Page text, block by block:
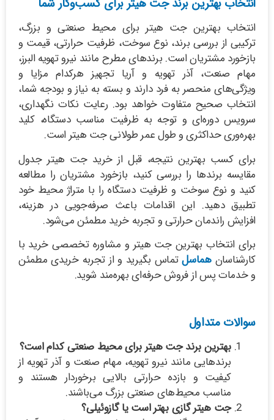
انتخاب بهترین برند جت هیتر برای کسب‌وکار شما
انتخاب بهترین جت هیتر برای محیط صنعتی و بزرگ،
ترکیبی از بررسی برند، نوع سوخت، ظرفیت حرارتی، قیمت و
بازخورد مشتریان است. برندهای مطرح مانند نیرو تهویه البرز،
مهام صنعت، آذر تهویه و آریا تجهیز هرکدام مزایا و
ویژگی‌های منحصر به فرد دارند و بسته به نیاز و بودجه شما،
انتخاب صحیح متفاوت خواهد بود. رعایت نکات نگهداری،
سرویس دوره‌ای و توجه به ظرفیت مناسب دستگاه، کلید
بهره‌وری حداکثری و طول عمر طولانی جت هیتر است.
برای کسب بهترین نتیجه، قبل از خرید جت هیتر جدول
مقایسه برندها را بررسی کنید، بازخورد مشتریان را مطالعه
کنید و نوع سوخت و ظرفیت دستگاه را با متراژ محیط خود
تطبیق دهید. این اقدامات باعث صرفه‌جویی در هزینه،
افزایش راندمان حرارتی و تجربه خرید مطمئن می‌شود.
برای انتخاب بهترین جت هیتر و مشاوره تخصصی خرید با
کارشناسانهماسلتماس بگیرید و از تجربه خریدی مطمئن
و خدمات پس از فروش حرفه‌ای بهره‌مند شوید.
سوالات متداول
بهترین برند جت هیتر برای محیط صنعتی کدام است؟
برندهایی مانند نیرو تهویه، مهام صنعت و آذر تهویه از
کیفیت و بازده حرارتی بالایی برخوردار هستند و
مناسب محیط‌های صنعتی بزرگ می‌باشند.
جت هیتر گازی بهتر است یا گازوئیلی؟